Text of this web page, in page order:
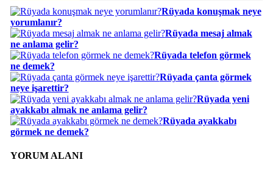
Rüyada konuşmak neye
yorumlanır?
Rüyada mesaj almak
ne anlama gelir?
Rüyada telefon görmek
ne demek?
Rüyada çanta görmek
neye işarettir?
Rüyada yeni
ayakkabı almak ne anlama gelir?
Rüyada ayakkabı
görmek ne demek?
YORUM ALANI